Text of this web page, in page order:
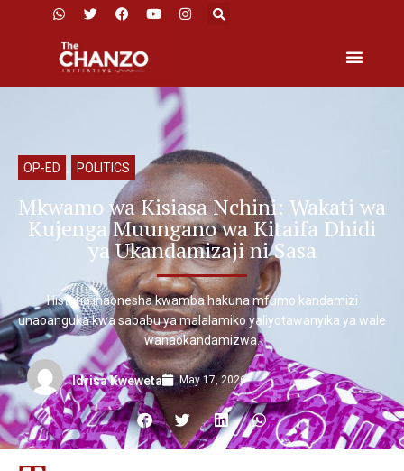
OP-ED , POLITICS
Mkwamo wa Kisiasa Nchini: Wakati wa
Kujenga Muungano wa Kitaifa Dhidi
ya Ukandamizaji ni Sasa
Historia inaonesha kwamba hakuna mfumo kandamizi
unaoanguka kwa sababu ya malalamiko yaliyotawanyika ya wale
wanaokandamizwa.
Idrisa Kweweta May 17, 2026